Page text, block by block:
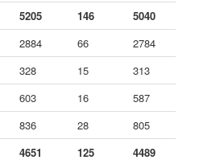
5205 146 5040
2884 66 2784
328 15 313
603 16 587
836 28 805
4651 125 4489